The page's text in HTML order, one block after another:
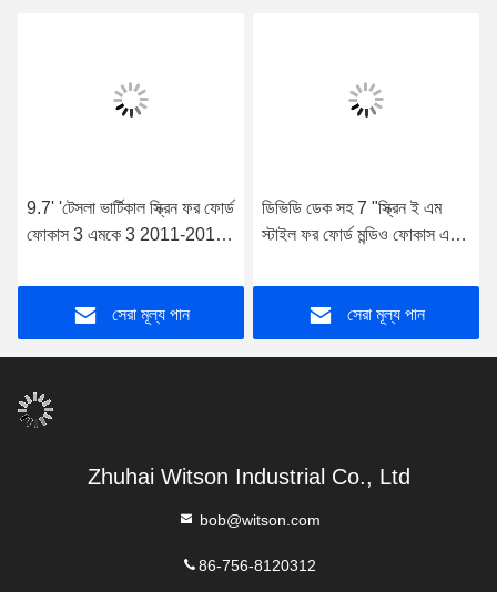
9.7' 'টেসলা ভার্টিকাল স্ক্রিন ফর ফোর্ড
ফোকাস 3 এমকে 3 2011-2017
সেরা মূল্য পান
ডিভিডি ডেক সহ 7 "স্ক্রিন ই এম
স্টাইল ফর ফোর্ড মন্ডিও ফোকাস এস-
2014
সেরা মূল্য পান
Zhuhai Witson Industrial Co., Ltd
bob@witson.com
86-756-8120312